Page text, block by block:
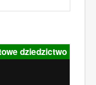
dziedzictwo